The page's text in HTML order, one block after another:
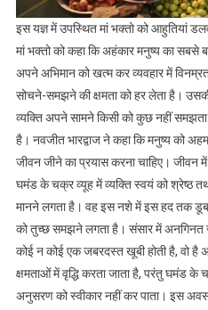
इस यज्ञ में उपस्थित मां भक्तो को आहुतियां
मां भक्तो को कहा कि अहंकार मनुष्य का
अपने अभिमान को खत्म कर व्यवहार में
सोचने-समझने की क्षमता को हर लेता है।
व्यक्ति अपने सामने किसी को कुछ नहीं समझता
है। नवजीत भारद्वाज ने कहा कि मनुष्य को
जीवन जीने का प्रयास करना चाहिए। जीवन
घमंड के चक्र व्यूह में व्यक्ति स्वयं को श्रेष्ठ
मानने लगता है। वह इस नशे में इस हद तक
को तुच्छ समझने लगता है। संसार में
कोई न कोई एक जबरदस्त खूबी होती है, वो
क्षमताओं में वृद्धि करता जाता है, परंतु घमंड
अनुसरण को स्वीकार नहीं कर पाता। इस अवसर